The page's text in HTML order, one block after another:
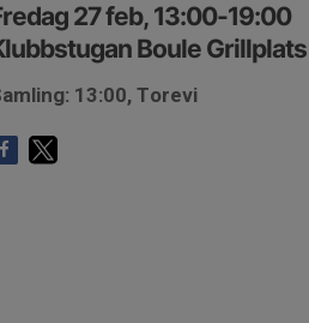
27 feb, 13:00-19:00
Boule Grillplats
13:00, Torevi